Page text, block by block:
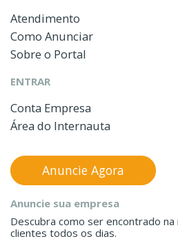
Atendimento
Como Anunciar
Sobre o Portal
ENTRAR
Conta Empresa
Área do Internauta
Anuncie sua empresa
Descubra como ser encontrado
clientes todos os dias.
Anuncie Agora